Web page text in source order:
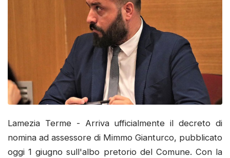
Lamezia Terme - Arriva ufficialmente il decreto di
nomina ad assessore di Mimmo Gianturco, pubblicato
oggi 1 giugno sull'albo pretorio del Comune. Con la